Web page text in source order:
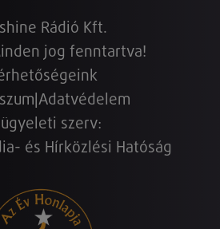
Rádió Kft.
jog fenntartva!
Adatvédelem
szerv:
és Hírközlési Hatóság